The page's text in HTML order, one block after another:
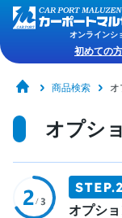
オンラインシ
初めての
商品検索 オ
オプシ
オプシ